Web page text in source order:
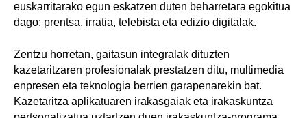
euskarritarako egun eskatzen duten beharretara egokitua
dago: prentsa, irratia, telebista eta edizio digitalak.
Zentzu horretan, gaitasun integralak dituzten
kazetaritzaren profesionalak prestatzen ditu, multimedia
enpresen eta teknologia berrien garapenarekin bat.
Kazetaritza aplikatuaren irakasgaiak eta irakaskuntza